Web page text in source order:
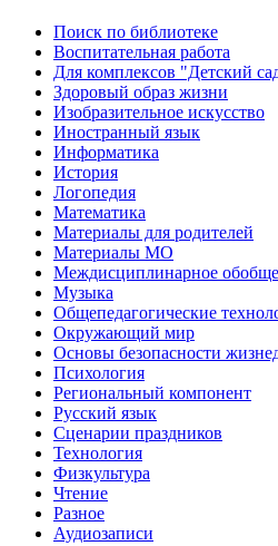
Поиск по библиотеке
Воспитательная работа
Для комплексов "Детский
Здоровый образ жизни
Изобразительное искусство
Иностранный язык
Информатика
История
Логопедия
Математика
Материалы для родителей
Материалы МО
Междисциплинарное
Музыка
Общепедагогические
Окружающий мир
Основы безопасности
Психология
Региональный компонент
Русский язык
Сценарии праздников
Технология
Физкультура
Чтение
Разное
Аудиозаписи